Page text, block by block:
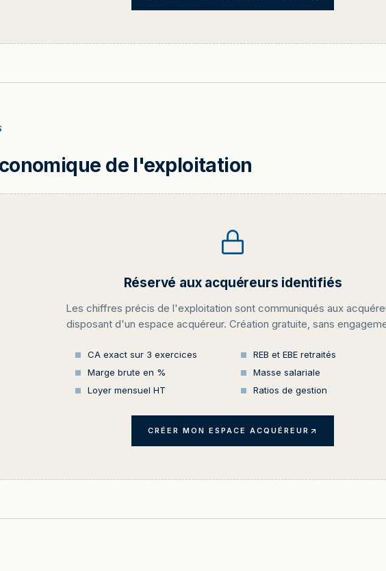
de l'exploitation
Réservé aux acquéreurs identifiés
Les chiffres précis de l'exploitation sont communiqués aux
disposant d'un espace acquéreur. Création gratuite, sans
CA exact sur 3 exercices
REB et EBE retraités
Marge brute en %
Masse salariale
Loyer mensuel HT
Ratios de gestion
CRÉER MON ESPACE ACQUÉREUR